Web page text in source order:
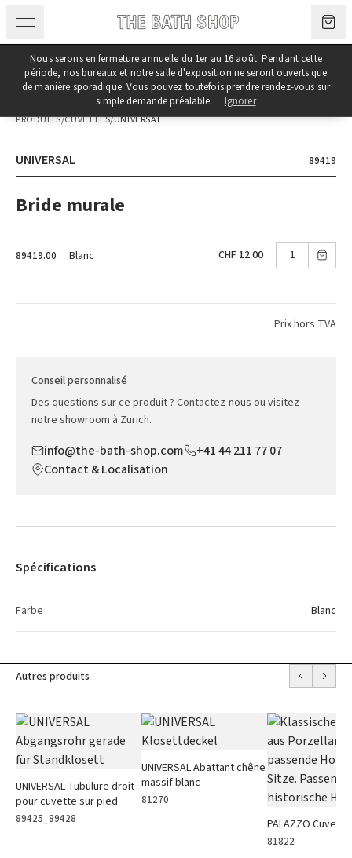
Nous serons en fermeture annuelle du 1er au 16 août. Pendant cette
période, nos bureaux et notre salle d'exposition ne seront ouverts que
de manière sporadique. Vous pouvez toutefois prendre rendez-vous sur
simple demande préalable.
Ignorer
PRODUITS/CUVETTES/UNIVERSAL
UNIVERSAL 89419
Bride murale
89419.00 Blanc CHF 12.00
Prix hors TVA
Conseil personnalisé
Des questions sur ce produit ? Contactez-nous ou visitez
notre showroom à Zurich.
info@the-bath-shop.com
+41 44 211 77 07
Contact & Localisation
Spécifications
Farbe Blanc
Autres produits
UNIVERSAL Tubulure droit
pour cuvette sur pied
89425_89428
UNIVERSAL Abattant chêne
massif blanc
81270
PALAZZO
81822